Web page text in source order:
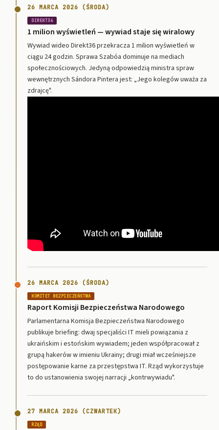
26 MARCA 2026 (ŚRODA)
DIREKT36
1 milion wyświetleń — wywiad staje się wiralowy
Wywiad wideo Direkt36 przekracza 1 milion wyświetleń w
ciągu 24 godzin. Sprawa Szabóa dominuje na mediach
społecznościowych. Jedyną odpowiedzią ministra spraw
wewnętrznych Sándora Pintera jest: „Jego kolegów uważa za
zdrajcę".
26 MARCA 2026 (ŚRODA)
KOMITET BEZPIECZEŃSTWA
Raport Komisji Bezpieczeństwa Narodowego
Parlamentarna Komisja Bezpieczeństwa Narodowego
publikuje briefing: dwaj specjaliści IT mieli powiązania z
ukraińskim i estońskim wywiadem; jeden współpracował z
grupą hakerów w imieniu Ukrainy; drugi miał wcześniejsze
postępowanie karne za przestępstwa IT. Rząd wykorzystuje
to do ustanowienia swojej narracji „kontrwywiadu".
27 MARCA 2026 (CZWARTEK)
RZĄD